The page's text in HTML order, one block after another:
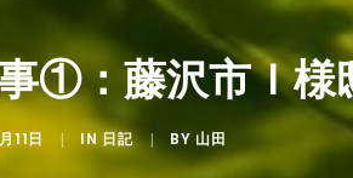
①：藤沢市Ｉ様
11日 IN 日記 BY 山田